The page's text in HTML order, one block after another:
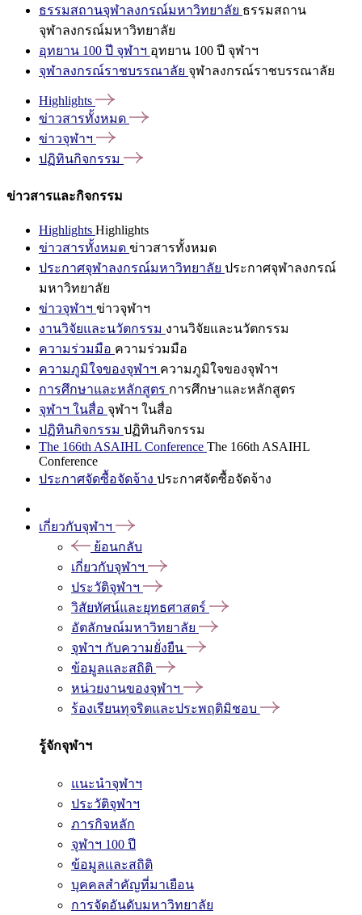
ธรรมสถานจุฬาลงกรณ์มหาวิทยาลัย ธรรมสถาน
จุฬาลงกรณ์มหาวิทยาลัย
อุทยาน 100 ปี จุฬาฯ อุทยาน 100 ปี จุฬาฯ
จุฬาลงกรณ์ราชบรรณาลัย จุฬาลงกรณ์ราชบรรณาลัย
Highlights
ข่าวสารทั้งหมด
ข่าวจุฬาฯ
ปฏิทินกิจกรรม
ข่าวสารและกิจกรรม
Highlights Highlights
ข่าวสารทั้งหมด ข่าวสารทั้งหมด
ประกาศจุฬาลงกรณ์มหาวิทยาลัย ประกาศจุฬาลงกรณ์
มหาวิทยาลัย
ข่าวจุฬาฯ ข่าวจุฬาฯ
งานวิจัยและนวัตกรรม งานวิจัยและนวัตกรรม
ความร่วมมือ ความร่วมมือ
ความภูมิใจของจุฬาฯ ความภูมิใจของจุฬาฯ
การศึกษาและหลักสูตร การศึกษาและหลักสูตร
จุฬาฯ ในสื่อ จุฬาฯ ในสื่อ
ปฏิทินกิจกรรม ปฏิทินกิจกรรม
The 166th ASAIHL Conference The 166th ASAIHL
Conference
ประกาศจัดซื้อจัดจ้าง ประกาศจัดซื้อจัดจ้าง
เกี่ยวกับจุฬาฯ
ย้อนกลับ
เกี่ยวกับจุฬาฯ
ประวัติจุฬาฯ
วิสัยทัศน์และยุทธศาสตร์
อัตลักษณ์มหาวิทยาลัย
จุฬาฯ กับความยั่งยืน
ข้อมูลและสถิติ
หน่วยงานของจุฬาฯ
ร้องเรียนทุจริตและประพฤติมิชอบ
รู้จักจุฬาฯ
แนะนำจุฬาฯ
ประวัติจุฬาฯ
ภารกิจหลัก
จุฬาฯ 100 ปี
ข้อมูลและสถิติ
บุคคลสำคัญที่มาเยือน
การจัดอันดับมหาวิทยาลัย